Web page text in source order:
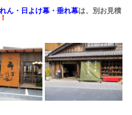
ん・日よけ幕・垂れ幕は、別お見積